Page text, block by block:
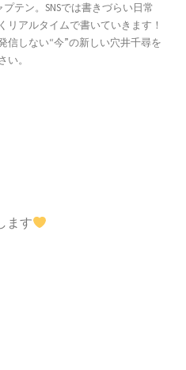
プテン。SNSでは書きづらい日常
リアルタイムで書いていきます！
信しない“今”の新しい穴井千尋を
い。
ます